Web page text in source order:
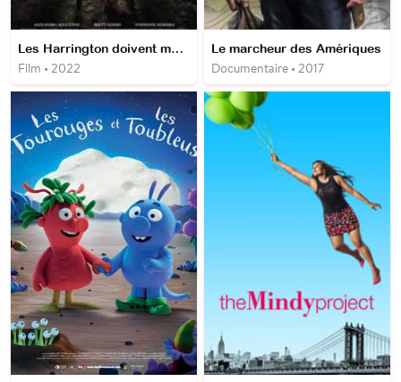
Les Harrington doivent mourir
Film • 2022
Le marcheur des Amériques
Documentaire • 2017